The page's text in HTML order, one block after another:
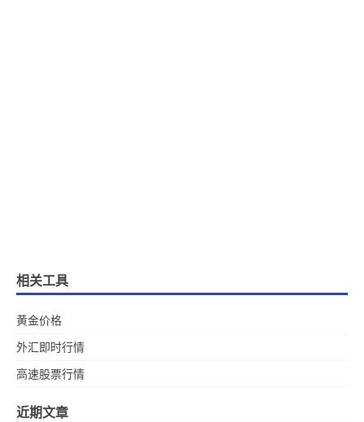
相关工具
黄金价格
外汇即时行情
高速股票行情
近期文章